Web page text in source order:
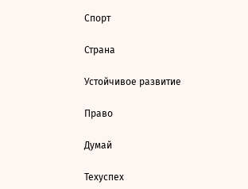
Спорт
Страна
Устойчивое развитие
Право
Думай
Техуспех